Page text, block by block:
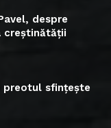
despre
creștinătății
preotul sfințește